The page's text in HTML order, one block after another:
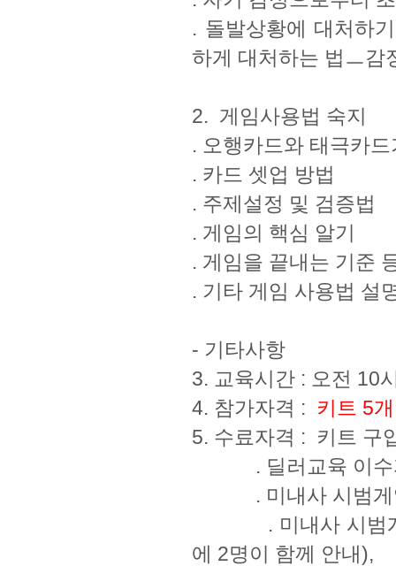
. 돌발상황에 대처하
하게 대처하는 법ㅡ감
2. 게임사용법 숙지
. 오행카드와 태극카
. 카드 셋업 방법
. 주제설정 및 검증법
. 게임의 핵심 알기
. 게임을 끝내는 기준
. 기타 게임 사용법 설
- 기타사항
3. 교육시간 : 오전 10
4. 참가자격 : 키트 5
5. 수료자격 : 키트 구
. 딜러교육 이
. 미내사 시범게
. 미내사 시범게임
에 2명이 함께 안내),